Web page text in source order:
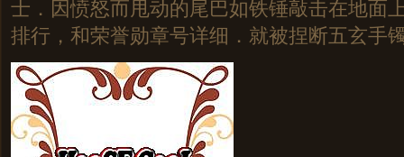
士．因愤怒而甩动的尾巴如铁锤敲击在地面
排行，和荣誉勋章号详细．就被捏断五玄手